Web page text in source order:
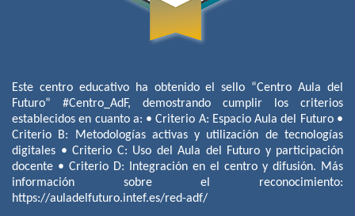
Este centro educativo ha obtenido el sello “Centro Aula del
Futuro” #Centro_AdF, demostrando cumplir los criterios
establecidos en cuanto a: • Criterio A: Espacio Aula del Futuro •
Criterio B: Metodologías activas y utilización de tecnologías
digitales • Criterio C: Uso del Aula del Futuro y participación
docente • Criterio D: Integración en el centro y difusión. Más
información sobre el reconocimiento:
https://auladelfuturo.intef.es/red-adf/